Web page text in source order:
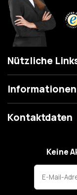
Nützliche
Informationen
Kontaktdaten
Keine